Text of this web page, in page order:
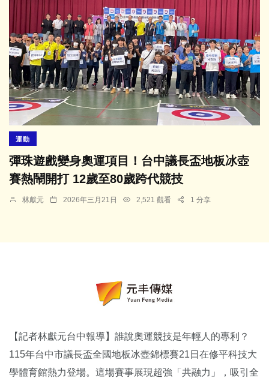
運動
彈珠遊戲變身奧運項目！台中議長盃地板冰壺
賽熱鬧開打 12歲至80歲跨代競技
林獻元 2026年三月21日 2,521 觀看 1 分享
【記者林獻元台中報導】誰說奧運競技是年輕人的專利？
115年台中市議長盃全國地板冰壺錦標賽21日在修平科技大
學體育館熱力登場。這場賽事展現超強「共融力」，吸引全